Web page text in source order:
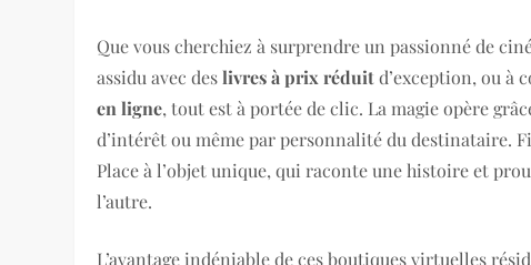
Que vous cherchiez à surprendre un passionné de
assidu avec deslivres à prix réduitd’exception, ou à
en ligne, tout est à portée de clic. La magie opère
d’intérêt ou même par personnalité du destinataire.
Place à l’objet unique, qui raconte une histoire et
l’autre.
L’avantage indéniable de ces boutiques virtuelles